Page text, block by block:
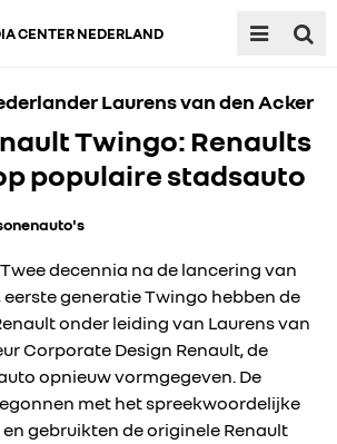
CENTER NEDERLAND
Laurens van den Acker
Twingo: Renaults
populaire stadsauto
Twee decennia na de lancering van
generatie Twingo hebben de
onder leiding van Laurens van
Corporate Design Renault, de
opnieuw vormgegeven. De
met het spreekwoordelijke
gebruikten de originele Renault